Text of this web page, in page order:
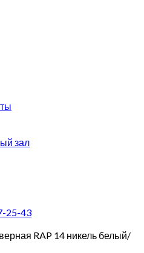
зал
25-43
RAP 14 никель белый/